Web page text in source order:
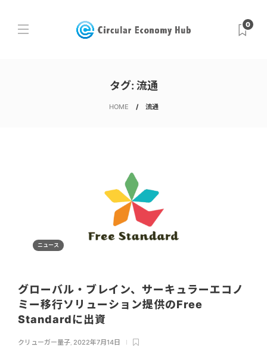
0
タグ: 流通
HOME 流通
ニュース
グローバル・ブレイン、サーキュラーエコノ
ミー移行ソリューション提供のFree
Standardに出資
クリューガー量子 2022年7月14日